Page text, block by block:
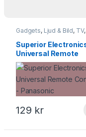
Gadgets, Ljud & Bild, TV,
& Audio
Superior
Universal Remote
Control – Panasonic
129 kr